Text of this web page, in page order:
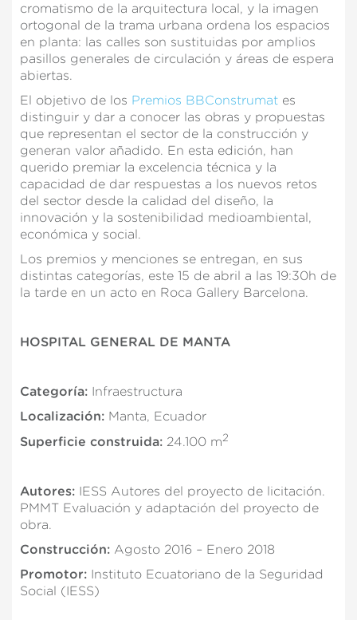
cromatismo de la arquitectura local, y la imagen
ortogonal de la trama urbana ordena los espacios
en planta: las calles son sustituidas por amplios
pasillos generales de circulación y áreas de espera
abiertas.
El objetivo de los Premios BBConstrumat es
distinguir y dar a conocer las obras y propuestas
que representan el sector de la construcción y
generan valor añadido. En esta edición, han
querido premiar la excelencia técnica y la
capacidad de dar respuestas a los nuevos retos
del sector desde la calidad del diseño, la
innovación y la sostenibilidad medioambiental,
económica y social.
Los premios y menciones se entregan, en sus
distintas categorías, este 15 de abril a las 19:30h de
la tarde en un acto en Roca Gallery Barcelona.
HOSPITAL GENERAL DE MANTA
Categoría: Infraestructura
Localización: Manta, Ecuador
Superficie construida: 24.100 m2
Autores: IESS Autores del proyecto de licitación.
PMMT Evaluación y adaptación del proyecto de
obra.
Construcción: Agosto 2016 – Enero 2018
Promotor: Instituto Ecuatoriano de la Seguridad
Social (IESS)